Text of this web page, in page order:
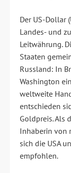
Der US-Dollar
Landes- und
Leitwährung.
Staaten
Russland: In
Washington
weltweite
entschieden
Goldpreis. Als
Inhaberin von
sich die USA
empfohlen.